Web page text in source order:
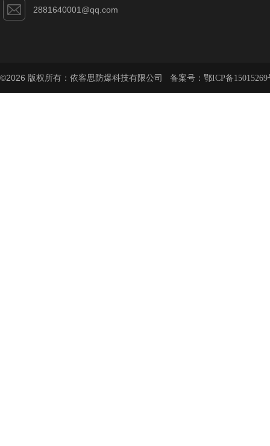
2881640001@qq.com
©2026 版权所有：依客思防爆科技有限公司 备案号： 鄂ICP备15015269